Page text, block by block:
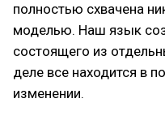
полностью схвачена
моделью. Наш язык
состоящего из
деле все находится в
изменении.